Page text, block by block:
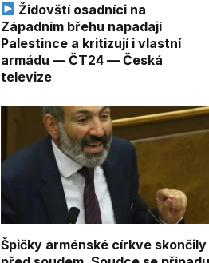
Židovští osadníci na
Západním břehu napadají
Palestince a kritizují i vlastní
armádu — ČT24 — Česká
televize
Špičky arménské církve skončily